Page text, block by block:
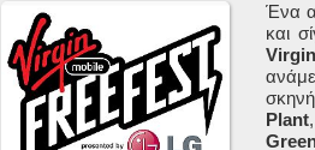
Ένα
και
Plant